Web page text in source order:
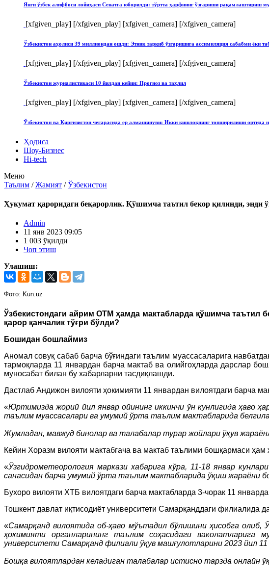
Янги ўзбек алифбоси лойиҳаси Сенатга юборилди: тўртта ҳарфнинг ўзгариши рақамлаштириш
[xfgiven_play] [/xfgiven_play] [xfgiven_camera] [/xfgiven_camera]
Ўзбекистон аҳолиси 39 миллиондан ошди: Этник таркиб ўзгаришига ассимиляция сабабми ёки
[xfgiven_play] [/xfgiven_play] [xfgiven_camera] [/xfgiven_camera]
Ўзбекистон журналистикаси 10 йилдан кейин: Прогноз ва таҳлил
[xfgiven_play] [/xfgiven_play] [xfgiven_camera] [/xfgiven_camera]
Ўзбекистон ва Қирғизистон чегарасида ер алмашинуви: Икки қишлоқнинг топширилиши ортида
Ҳодиса
Шоу-Бизнес
Hi-tech
Меню
Таълим /Жамият /Ўзбекистон
Ҳукумат қароридаги беқарорлик. Қўшимча таътил бекор қилинди, энди
Admin
11 янв 2023 09:05
1 003 ўқилди
Чоп этиш
Улашиш:
Фото: Kun.uz
Ўзбекистондаги айрим ОТМ ҳамда мактабларда қўшимча таътил
қарор қанчалик тўғри бўлди?
Бошидан бошлаймиз
Аномал совуқ сабаб барча бўғиндаги таълим муассасаларига
тармоқларда 11 январдан барча мактаб ва олийгоҳларда дарслар
муносабат билан бу хабарларни тасдиқлашди.
Дастлаб Андижон вилояти ҳокимияти 11 январдан вилоятдаги барча
«Юртимизда жорий йил январ ойининг иккинчи ўн кунлигида ҳаво
таълим муассасалари ва умумий ўрта таълим мактабларида
Жумладан, мавжуд бинолар ва талабалар турар жойлари ўқув
Кейин Хоразм вилояти мактабгача ва мактаб таълими бошқармаси
«Ўзгидрометеорология маркази хабарига кўра, 11-18 январ
санасидан барча умумий ўрта таълим мактабларида ўқиш жараёни
Бухоро вилояти ХТБ вилоятдаги барча мактабларда 3-чорак 11
Тошкент давлат иқтисодиёт университети Самарқанддаги филиалида
«Самарқанд вилоятида об-ҳаво мўътадил бўлишини ҳисобга олиб,
ҳокимияти органларининг таълим соҳасидаги
университети Самарқанд филиали ўқув машғулотларини 2023 йил
Бошқа вилоятлардан келадиган талабалар истисно тарзда